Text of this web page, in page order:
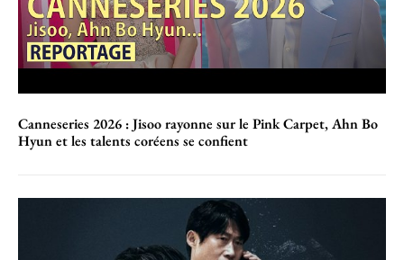
Canneseries 2026 : Jisoo rayonne sur le Pink Carpet, Ahn Bo
Hyun et les talents coréens se confient